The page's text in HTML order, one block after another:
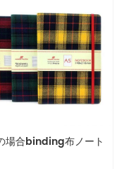
場合binding布ノート